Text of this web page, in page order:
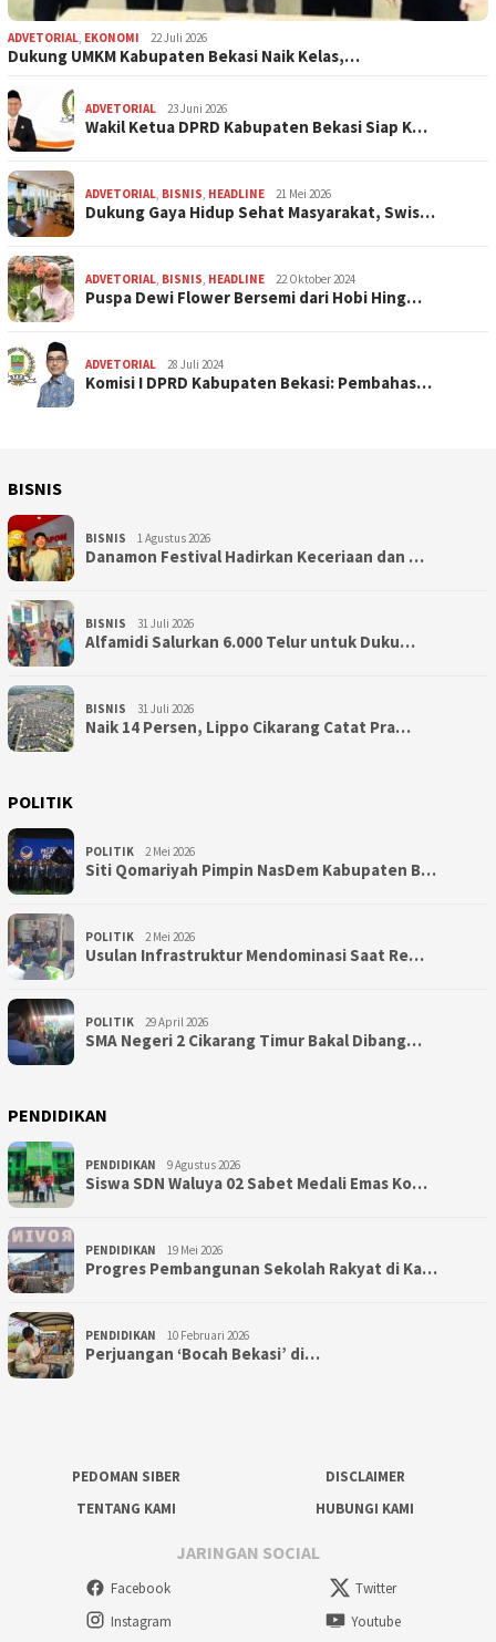
ADVETORIAL, EKONOMI 22 Juli 2026
Dukung UMKM Kabupaten Bekasi Naik Kelas,…
ADVETORIAL 23 Juni 2026
Wakil Ketua DPRD Kabupaten Bekasi Siap K…
ADVETORIAL, BISNIS, HEADLINE 21 Mei 2026
Dukung Gaya Hidup Sehat Masyarakat, Swis…
ADVETORIAL, BISNIS, HEADLINE 22 Oktober 2024
Puspa Dewi Flower Bersemi dari Hobi Hing…
ADVETORIAL 28 Juli 2024
Komisi I DPRD Kabupaten Bekasi: Pembahas…
BISNIS
BISNIS 1 Agustus 2026
Danamon Festival Hadirkan Keceriaan dan …
BISNIS 31 Juli 2026
Alfamidi Salurkan 6.000 Telur untuk Duku…
BISNIS 31 Juli 2026
Naik 14 Persen, Lippo Cikarang Catat Pra…
POLITIK
POLITIK 2 Mei 2026
Siti Qomariyah Pimpin NasDem Kabupaten B…
POLITIK 2 Mei 2026
Usulan Infrastruktur Mendominasi Saat Re…
POLITIK 29 April 2026
SMA Negeri 2 Cikarang Timur Bakal Dibang…
PENDIDIKAN
PENDIDIKAN 9 Agustus 2026
Siswa SDN Waluya 02 Sabet Medali Emas Ko…
PENDIDIKAN 19 Mei 2026
Progres Pembangunan Sekolah Rakyat di Ka…
PENDIDIKAN 10 Februari 2026
Perjuangan ‘Bocah Bekasi’ di…
PEDOMAN SIBER
DISCLAIMER
TENTANG KAMI
HUBUNGI KAMI
JARINGAN SOCIAL
Facebook
Twitter
Instagram
Youtube